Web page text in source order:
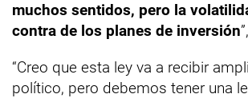
muchos sentidos, pero la
contra de los planes de inversión
“Creo que esta ley va a recibir
político, pero debemos tener una